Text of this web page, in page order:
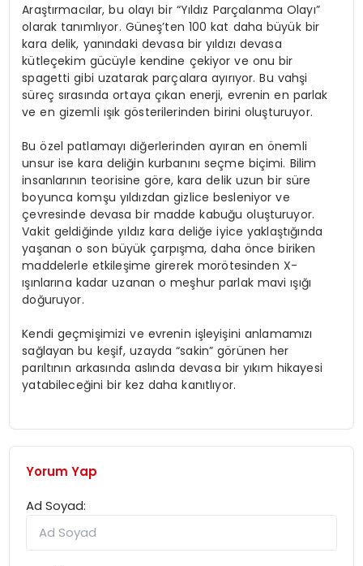
Araştırmacılar, bu olayı bir “Yıldız Parçalanma Olayı”
olarak tanımlıyor. Güneş’ten 100 kat daha büyük bir
kara delik, yanındaki devasa bir yıldızı devasa
kütleçekim gücüyle kendine çekiyor ve onu bir
spagetti gibi uzatarak parçalara ayırıyor. Bu vahşi
süreç sırasında ortaya çıkan enerji, evrenin en parlak
ve en gizemli ışık gösterilerinden birini oluşturuyor.
Bu özel patlamayı diğerlerinden ayıran en önemli
unsur ise kara deliğin kurbanını seçme biçimi. Bilim
insanlarının teorisine göre, kara delik uzun bir süre
boyunca komşu yıldızdan gizlice besleniyor ve
çevresinde devasa bir madde kabuğu oluşturuyor.
Vakit geldiğinde yıldız kara deliğe iyice yaklaştığında
yaşanan o son büyük çarpışma, daha önce biriken
maddelerle etkileşime girerek morötesinden X-
ışınlarına kadar uzanan o meşhur parlak mavi ışığı
doğuruyor.
Kendi geçmişimizi ve evrenin işleyişini anlamamızı
sağlayan bu keşif, uzayda “sakin” görünen her
parıltının arkasında aslında devasa bir yıkım hikayesi
yatabileceğini bir kez daha kanıtlıyor.
Yorum Yap
Ad Soyad: